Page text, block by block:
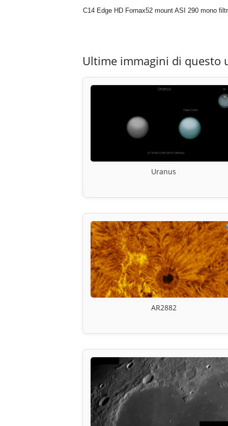
C14 Edge HD Fornax52 mount ASI 290 mono
Ultime immagini di questo
Uranus
AR2882